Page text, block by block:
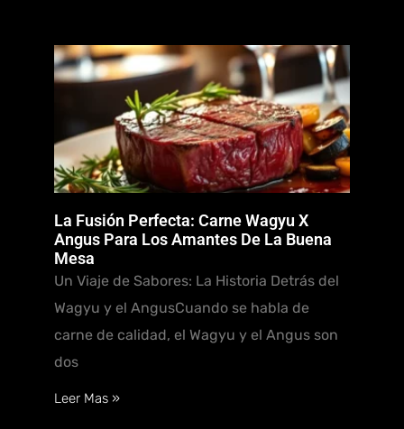
La Fusión Perfecta: Carne Wagyu X
Angus Para Los Amantes De La Buena
Mesa
Un Viaje de Sabores: La Historia Detrás del
Wagyu y el AngusCuando se habla de
carne de calidad, el Wagyu y el Angus son
dos
Leer Mas »